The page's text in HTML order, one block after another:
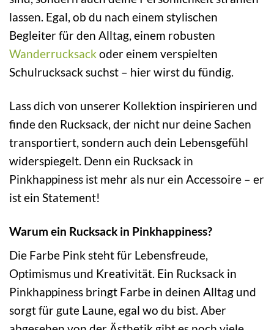
lassen. Egal, ob du nach einem stylischen
Begleiter für den Alltag, einem robusten
Wanderrucksack oder einem verspielten
Schulrucksack suchst – hier wirst du fündig.
Lass dich von unserer Kollektion inspirieren und
finde den Rucksack, der nicht nur deine Sachen
transportiert, sondern auch dein Lebensgefühl
widerspiegelt. Denn ein Rucksack in
Pinkhappiness ist mehr als nur ein Accessoire – er
ist ein Statement!
Warum ein Rucksack in Pinkhappiness?
Die Farbe Pink steht für Lebensfreude,
Optimismus und Kreativität. Ein Rucksack in
Pinkhappiness bringt Farbe in deinen Alltag und
sorgt für gute Laune, egal wo du bist. Aber